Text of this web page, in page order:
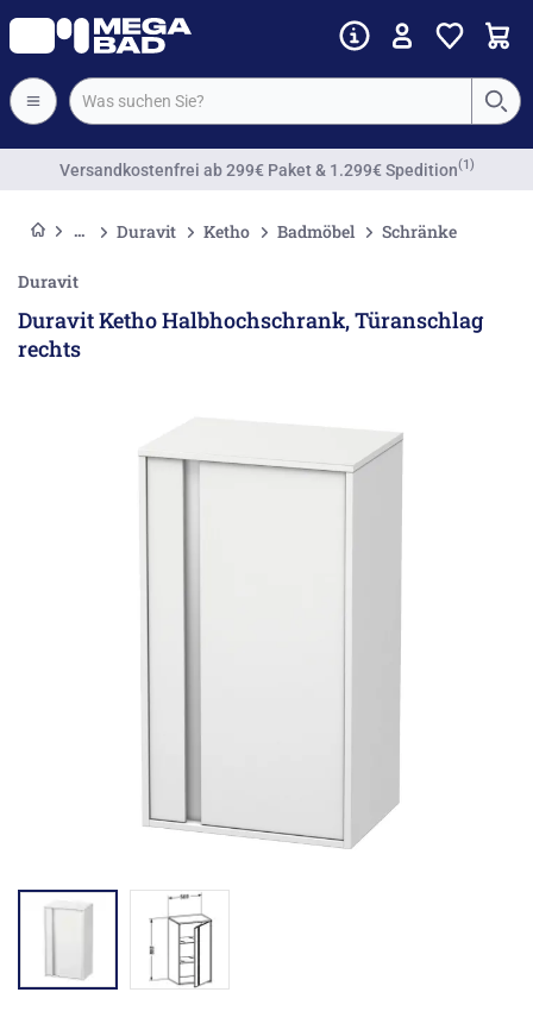
Versandkostenfrei ab 299€ Paket & 1.299€ Spedition(1)
Duravit Ketho Badmöbel Schränke
Duravit
Duravit Ketho Halbhochschrank, Türanschlag
rechts